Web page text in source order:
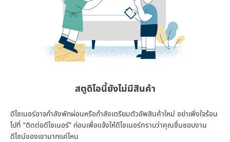
สตูดิโอนี้ยังไม่มีสินค้า
ดีไซเนอร์อาจกำลังพักผ่อนหรือกำลังเตรียมตัวอัพสินค้าใหม่ อย่าเพิ่งใจร้อน
ไปที่ "ติดต่อดีไซเนอร์" ก่อนเพื่อแจ้งให้ดีไซเนอร์ทราบว่าคุณชื่นชอบงาน
ดีไซน์ของเขามากแค่ไหน